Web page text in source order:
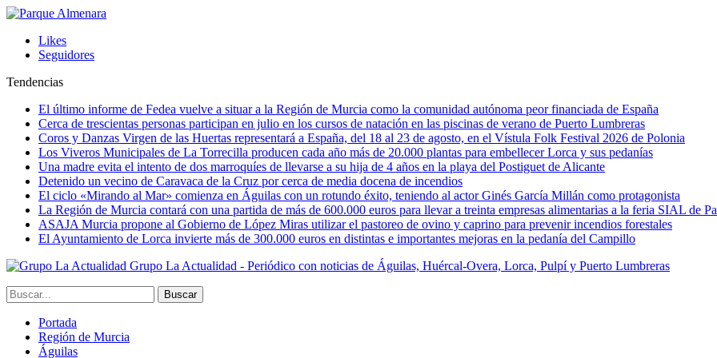
Likes
Seguidores
Tendencias
El último informe de Fedea vuelve a situar a la Región de Murcia como la comunidad autónoma peor financiada de España
Cerca de trescientas personas participan en julio en los cursos de natación en las piscinas de verano de Puerto Lumbreras
Coros y Danzas Virgen de las Huertas representará a España, del 18 al 23 de agosto, en el Vístula Folk Festival 2026 de Polonia
Los Viveros Municipales de La Torrecilla producen cada año más de 20.000 plantas para embellecer Lorca y sus pedanías
Una madre evita el intento de dos marroquíes de llevarse a su hija de 4 años en la playa del Postiguet de Alicante
Detenido un vecino de Caravaca de la Cruz por cerca de media docena de incendios
El ciclo «Mirando al Mar» comienza en Águilas con un rotundo éxito, teniendo al actor Ginés García Millán como protagonista
La Región de Murcia contará con una partida de más de 600.000 euros para llevar a treinta empresas alimentarias a la feria SIAL de
ASAJA Murcia propone al Gobierno de López Miras utilizar el pastoreo de ovino y caprino para prevenir incendios forestales
El Ayuntamiento de Lorca invierte más de 300.000 euros en distintas e importantes mejoras en la pedanía del Campillo
Grupo La Actualidad - Periódico con noticias de Águilas, Huércal-Overa, Lorca, Pulpí y Puerto Lumbreras
Portada
Región de Murcia
Águilas